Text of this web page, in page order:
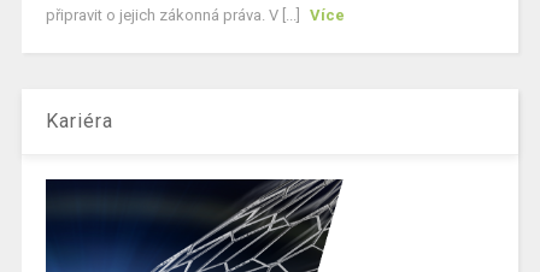
připravit o jejich zákonná práva. V [...]
Více
Kariéra